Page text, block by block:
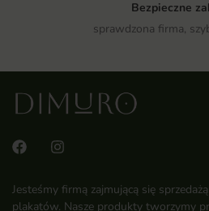
Bezpieczne
sprawdzona firma,
Jesteśmy firmą zajmującą się
plakatów. Nasze produkty tworzymy